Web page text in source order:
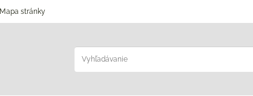
Mapa stránky